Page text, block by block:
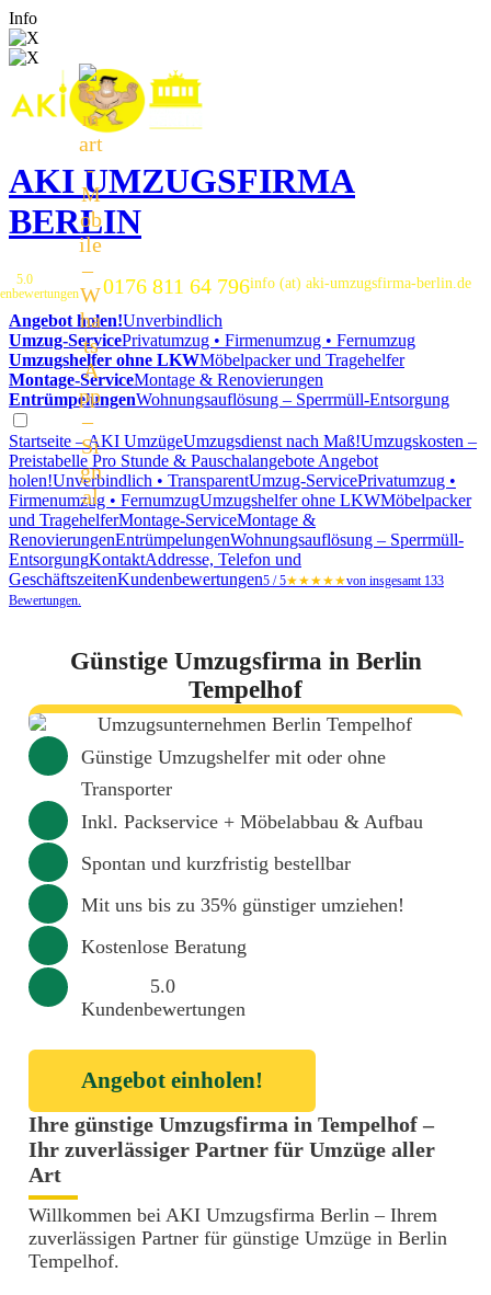
Info
AKI UMZUGSFIRMA
BERLIN
5.0
0176 811 64 796info (at) aki-umzugsfirma-berlin.de
Angebot holen!Unverbindlich
Umzug-ServicePrivatumzug • Firmenumzug • Fernumzug
Umzugshelfer ohne LKWMöbelpacker und Tragehelfer
Montage-ServiceMontage & Renovierungen
EntrümpelungenWohnungsauflösung – Sperrmüll-Entsorgung
Startseite – AKI UmzügeUmzugsdienst nach Maß!Umzugskosten –
Preistabelle Pro Stunde & Pauschalangebote Angebot
holen!Unverbindlich • TransparentUmzug-ServicePrivatumzug •
Firmenumzug • FernumzugUmzugshelfer ohne LKWMöbelpacker
und TragehelferMontage-ServiceMontage &
RenovierungenEntrümpelungenWohnungsauflösung – Sperrmüll-
EntsorgungKontaktAddresse, Telefon und
GeschäftszeitenKundenbewertungen5 / 5★★★★★von insgesamt 133
Bewertungen.
Günstige Umzugsfirma in Berlin
Tempelhof
Günstige Umzugshelfer mit oder ohne
Transporter
Inkl. Packservice + Möbelabbau & Aufbau
Spontan und kurzfristig bestellbar
Mit uns bis zu 35% günstiger umziehen!
Kostenlose Beratung
5.0
Kundenbewertungen
Angebot einholen!
Ihre günstige Umzugsfirma in Tempelhof –
Ihr zuverlässiger Partner für Umzüge aller
Art
Willkommen bei AKI Umzugsfirma Berlin – Ihrem
zuverlässigen Partner für günstige Umzüge in Berlin
Tempelhof.